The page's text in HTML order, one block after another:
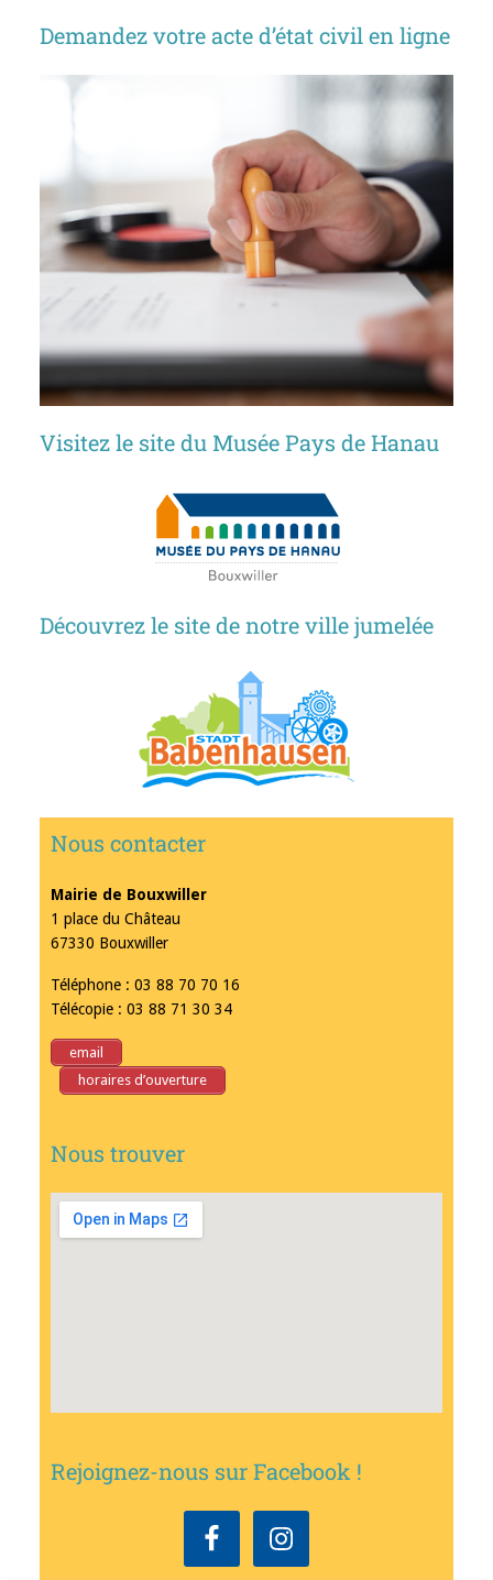
Demandez votre acte d’état civil en ligne
Visitez le site du Musée Pays de Hanau
Découvrez le site de notre ville jumelée
Nous contacter
Mairie de Bouxwiller
1 place du Château
67330 Bouxwiller
Téléphone : 03 88 70 70 16
Télécopie : 03 88 71 30 34
email
horaires d’ouverture
Nous trouver
Rejoignez-nous sur Facebook !